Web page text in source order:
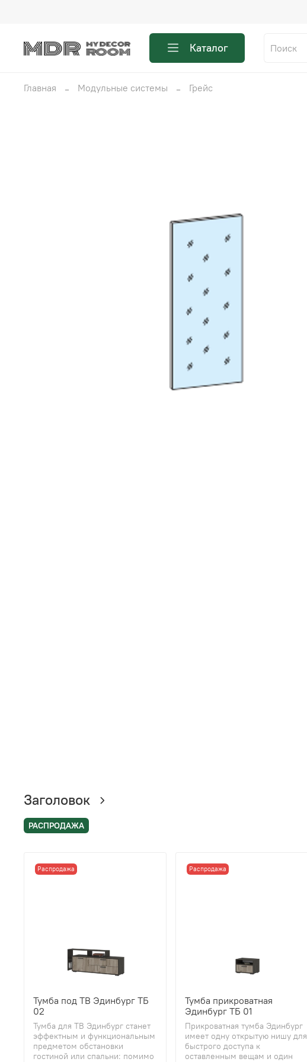
Каталог
Главная Модульные системы Грейс
Заголовок
РАСПРОДАЖА
Распродажа
Тумба под ТВ Эдинбург ТБ
02
Тумба для ТВ Эдинбург станет
эффектным и функциональным
предметом обстановки
гостиной или спальни: помимо
Распродажа
Тумба прикроватная
Эдинбург ТБ 01
Прикроватная тумба Эдинбург
имеет одну открытую нишу для
быстрого доступа к
оставленным вещам и один